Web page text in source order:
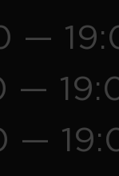
—
—
—